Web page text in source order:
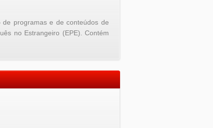
programas e de conteúdos de
no Estrangeiro (EPE). Contém